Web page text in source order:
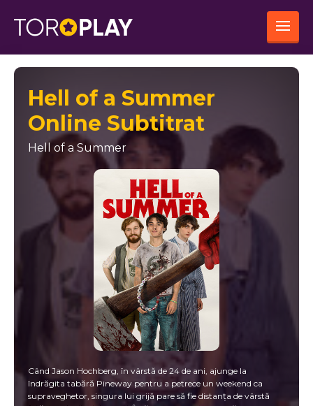
Hell of a Summer
Online Subtitrat
Hell of a Summer
Când Jason Hochberg, în vârstă de 24 de ani, ajunge la
îndrăgita tabără Pineway pentru a petrece un weekend ca
supraveghetor, singura lui grijă pare să fie distanța de vârstă